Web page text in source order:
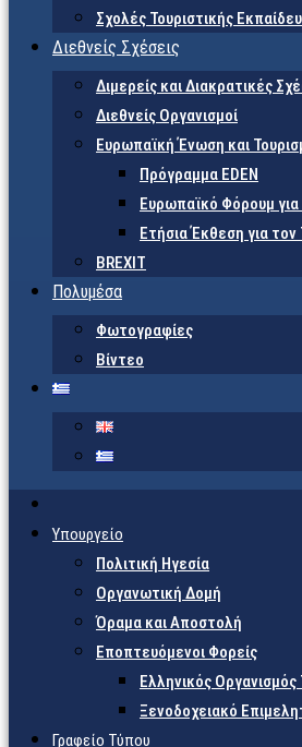
Σχολές Τουριστικής
Διεθνείς Σχέσεις
Διμερείς και Διακρατικές
Διεθνείς Οργανισμοί
Ευρωπαϊκή Ένωση και
Πρόγραμμα EDEN
Ευρωπαϊκό Φόρουμ για
Ετήσια Έκθεση για τον
BREXIT
Πολυμέσα
Φωτογραφίες
Βίντεο
Υπουργείο
Πολιτική Ηγεσία
Οργανωτική Δομή
Όραμα και Αποστολή
Εποπτευόμενοι Φορείς
Eλληνικός
Ξενοδοχειακό
Γραφείο Τύπου